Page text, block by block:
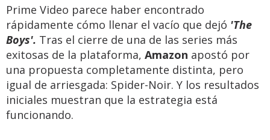
Prime Video parece haber encontrado
rápidamente cómo llenar el vacío que dejó 'The
Boys'. Tras el cierre de una de las series más
exitosas de la plataforma, Amazon apostó por
una propuesta completamente distinta, pero
igual de arriesgada: Spider-Noir. Y los resultados
iniciales muestran que la estrategia está
funcionando.